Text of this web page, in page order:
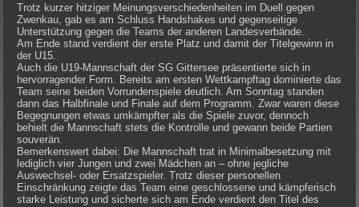
Trotz kurzer hitziger Meinungsverschiedenheiten im Duell gegen
Zwenkau, gab es am Schluss Handshakes und gegenseitige
Unterstützung gegen die Teams der anderen Landesverbände.
Am Ende stand verdient der erste Platz und damit der Titelgewinn in
der U15.
Auch die U19-Mannschaft der SG Gittersee präsentierte sich in
hervorragender Form. Bereits am ersten Wettkampftag dominierte das
Team seine beiden Vorrundenspiele deutlich. Am Sonntag standen
dann das Halbfinale und Finale auf dem Programm. Zwar waren diese
Begegnungen etwas umkämpfter als die Spiele zuvor, dennoch
behielt die Mannschaft stets die Kontrolle und gewann beide Partien
souverän.
Bemerkenswert dabei: Die Mannschaft trat in Minimalbesetzung mit
lediglich vier Jungen und zwei Mädchen an – ohne jegliche
Auswechsel- oder Ersatzspieler. Trotz dieser personellen
Einschränkung zeigte das Team eine geschlossene und kämpferisch
starke Leistung und sicherte sich am Ende verdient den Titel des